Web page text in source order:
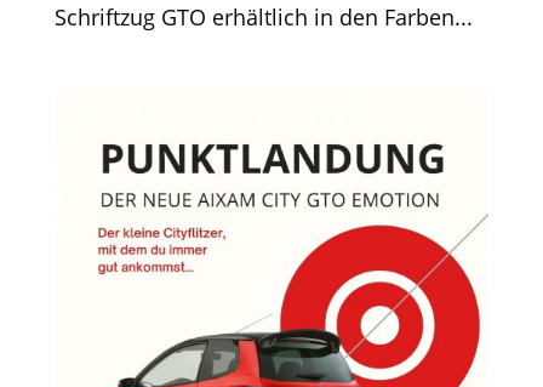
Schriftzug GTO erhältlich in den Farben...